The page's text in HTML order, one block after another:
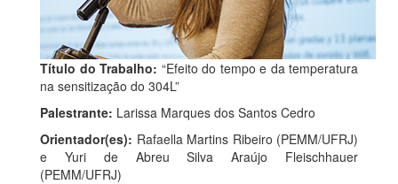
Título do Trabalho: “Efeito do tempo e da temperatura
na sensitização do 304L”
Palestrante: Larissa Marques dos Santos Cedro
Orientador(es): Rafaella Martins Ribeiro (PEMM/UFRJ)
e Yuri de Abreu Silva Araújo Fleischhauer
(PEMM/UFRJ)